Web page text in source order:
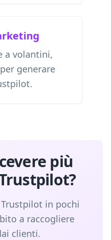
a volantini,
generare
più
in pochi
a raccogliere
clienti.